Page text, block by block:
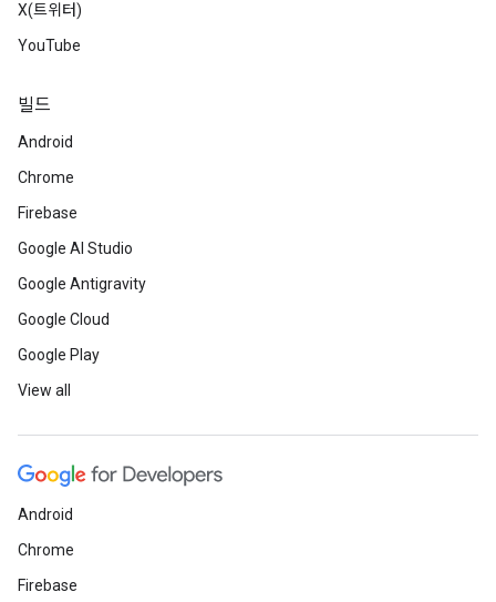
X(트위터)
YouTube
빌드
Android
Chrome
Firebase
Google AI Studio
Google Antigravity
Google Cloud
Google Play
View all
Android
Chrome
Firebase